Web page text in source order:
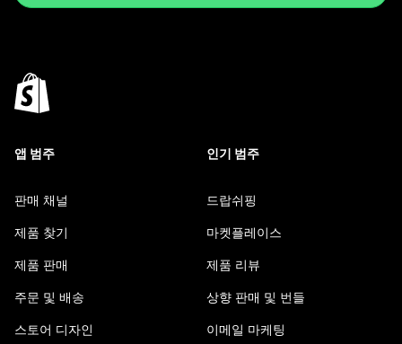
앱 범주
판매 채널
제품 찾기
제품 판매
주문 및 배송
스토어 디자인
인기 범주
드랍쉬핑
마켓플레이스
제품 리뷰
상향 판매 및 번들
이메일 마케팅